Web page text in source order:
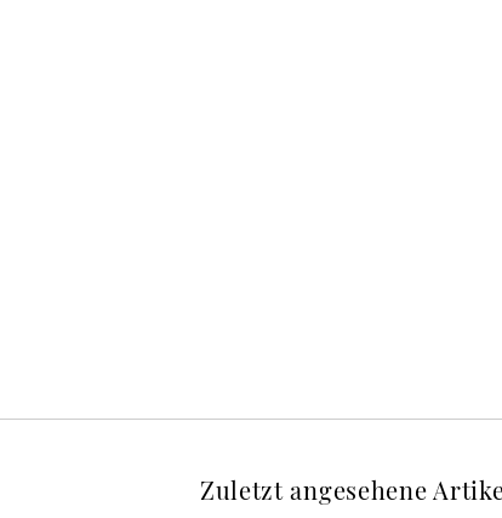
Zuletzt angesehene